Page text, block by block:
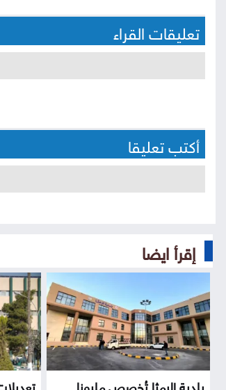
تعليقات القراء
أكتب تعليقا
إقرأ ايضا
بلدية الرمثا تُخصص مليونا